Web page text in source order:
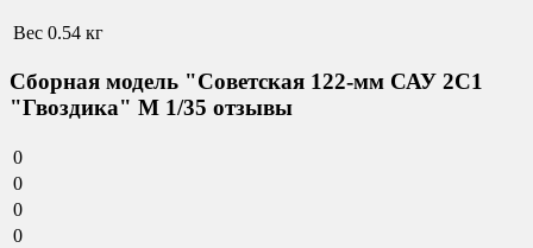
Вес 0.54 кг
Сборная модель "Советская 122-мм САУ 2С1
"Гвоздика" М 1/35 отзывы
0
0
0
0